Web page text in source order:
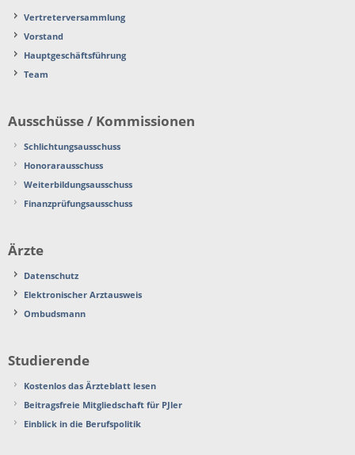
Vertreterversammlung
Vorstand
Hauptgeschäftsführung
Team
Ausschüsse / Kommissionen
Schlichtungsausschuss
Honorarausschuss
Weiterbildungsausschuss
Finanzprüfungsausschuss
Ärzte
Datenschutz
Elektronischer Arztausweis
Ombudsmann
Studierende
Kostenlos das Ärzteblatt lesen
Beitragsfreie Mitgliedschaft für PJler
Einblick in die Berufspolitik